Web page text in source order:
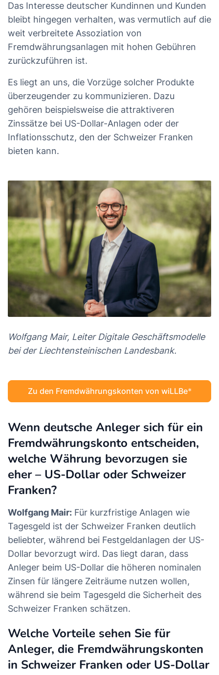
Das Interesse deutscher Kundinnen und Kunden
bleibt hingegen verhalten, was vermutlich auf die
weit verbreitete Assoziation von
Fremdwährungsanlagen mit hohen Gebühren
zurückzuführen ist.
Es liegt an uns, die Vorzüge solcher Produkte
überzeugender zu kommunizieren. Dazu
gehören beispielsweise die attraktiveren
Zinssätze bei US-Dollar-Anlagen oder der
Inflationsschutz, den der Schweizer Franken
bieten kann.
Wolfgang Mair, Leiter Digitale Geschäftsmodelle
bei der Liechtensteinischen Landesbank.
Zu den Fremdwährungskonten von wiLLBe
Wenn deutsche Anleger sich für ein
Fremdwährungskonto entscheiden,
welche Währung bevorzugen sie
eher – US-Dollar oder Schweizer
Franken?
Wolfgang Mair: Für kurzfristige Anlagen wie
Tagesgeld ist der Schweizer Franken deutlich
beliebter, während bei Festgeldanlagen der US-
Dollar bevorzugt wird. Das liegt daran, dass
Anleger beim US-Dollar die höheren nominalen
Zinsen für längere Zeiträume nutzen wollen,
während sie beim Tagesgeld die Sicherheit des
Schweizer Franken schätzen.
Welche Vorteile sehen Sie für
Anleger, die Fremdwährungskonten
in Schweizer Franken oder US-Dollar